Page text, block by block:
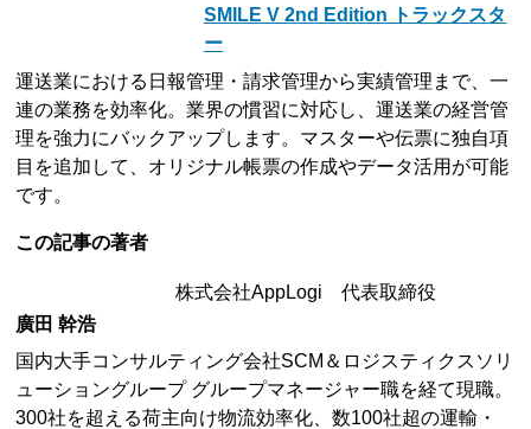
SMILE V 2nd Edition トラックスタ
ー
運送業における日報管理・請求管理から実績管理まで、一
連の業務を効率化。業界の慣習に対応し、運送業の経営管
理を強力にバックアップします。マスターや伝票に独自項
目を追加して、オリジナル帳票の作成やデータ活用が可能
です。
この記事の著者
株式会社AppLogi 代表取締役
廣田 幹浩
国内大手コンサルティング会社SCM＆ロジスティクスソリ
ューショングループ グループマネージャー職を経て現職。
300社を超える荷主向け物流効率化、数100社超の運輸・